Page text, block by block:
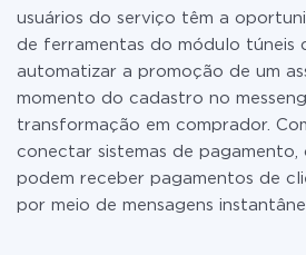
usuários do serviço têm a
de ferramentas do módulo túneis
automatizar a promoção de um
momento do cadastro no
transformação em comprador.
conectar sistemas de pagamento,
podem receber pagamentos de
por meio de mensagens